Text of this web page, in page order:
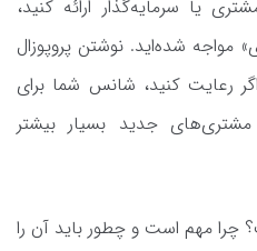
یا سرمایه‌گذار ارائه کنید،
مواجه شده‌اید. نوشتن پروپوزال
رعایت کنید، شانس شما برای
جدید بسیار بیشتر
چرا مهم است و چطور باید آن را